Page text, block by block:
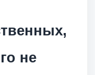
не